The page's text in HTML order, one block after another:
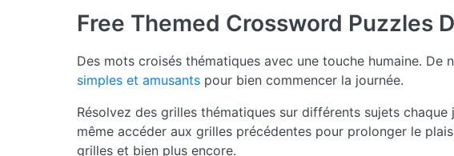
Free Themed Crossword Puzzles
Des mots croisés thématiques avec une touche humaine.
simples et amusants pour bien commencer la journée.
Résolvez des grilles thématiques sur différents sujets
même accéder aux grilles précédentes pour prolonger le
grilles et bien plus encore.